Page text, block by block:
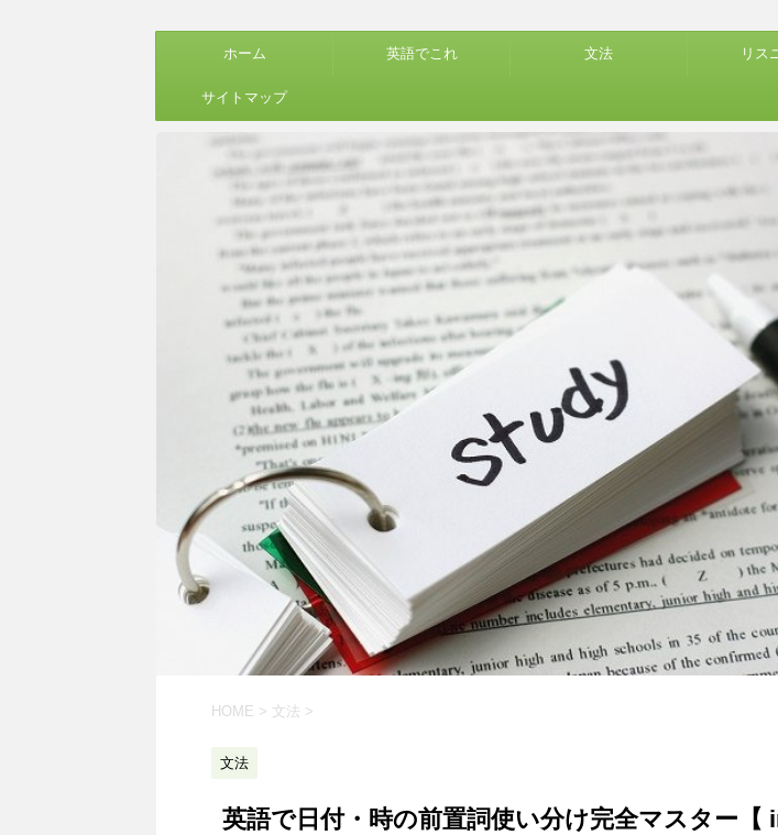
ホーム 英語でこれ 文法 リス
サイトマップ
HOME > 文法 >
文法
英語で日付・時の前置詞使い分け完全マスター【